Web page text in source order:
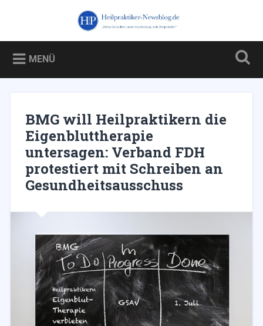
Heilpraktiker-Newsblog.de
Blog über und für Heilpraktiker – und über die Kampagne
gegen sie
MENÜ
BMG will Heilpraktikern die
Eigenbluttherapie
untersagen: Verband FDH
protestiert mit Schreiben an
Gesundheitsausschuss